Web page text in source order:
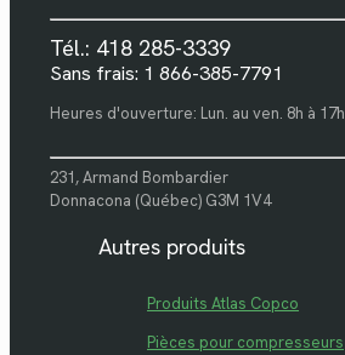
Tél.: 418 285-3339
Sans frais: 1 866-385-7791
Heures d'ouverture: Lun. au ven. 8h à 17h
231, Armand Bombardier
Donnacona (Québec) G3M 1V4
Autres produits
Produits Atlas Copco
Pièces pour compresseurs